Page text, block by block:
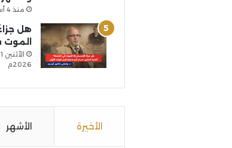
منذ 4 أسابيع
هل
2026م
الأخيرة الأشهر